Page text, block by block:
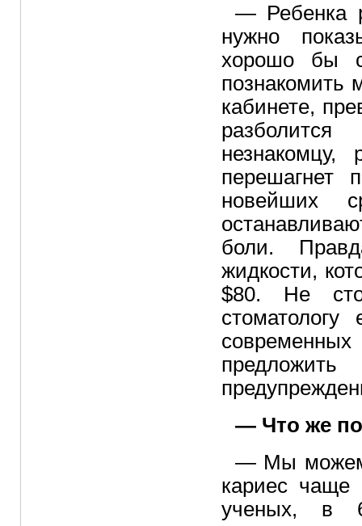
— Ребенка
нужно
хорошо бы
познакомить
кабинете,
незнакомцу,
перешагнет
новейших
боли.
жидкости,
$80. Не
— Что же
— Мы можем
кариес чаще
ученых, в